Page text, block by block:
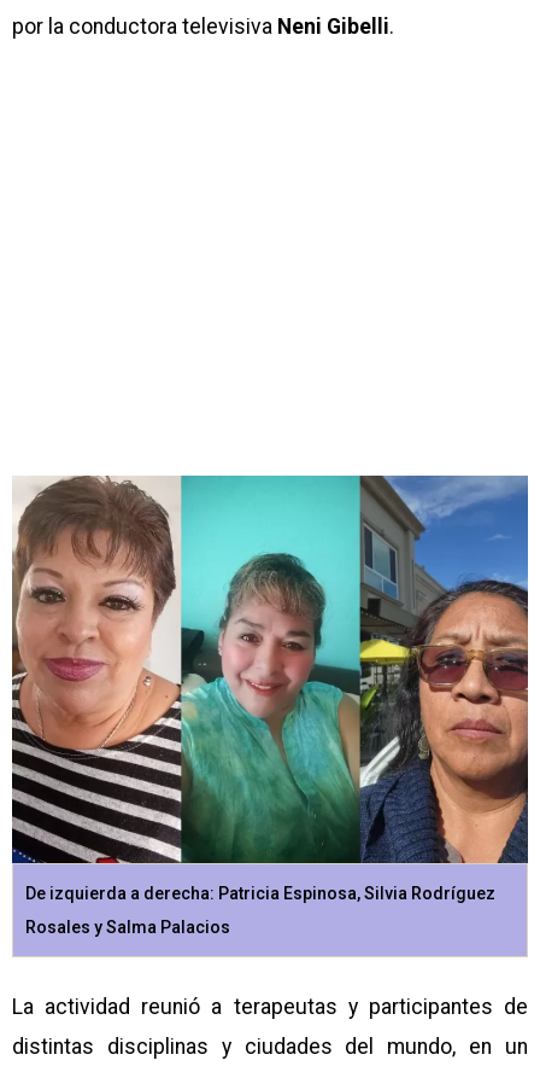
por la conductora televisiva Neni Gibelli.
De izquierda a derecha: Patricia Espinosa, Silvia Rodríguez
Rosales y Salma Palacios
La actividad reunió a terapeutas y participantes de
distintas disciplinas y ciudades del mundo, en un